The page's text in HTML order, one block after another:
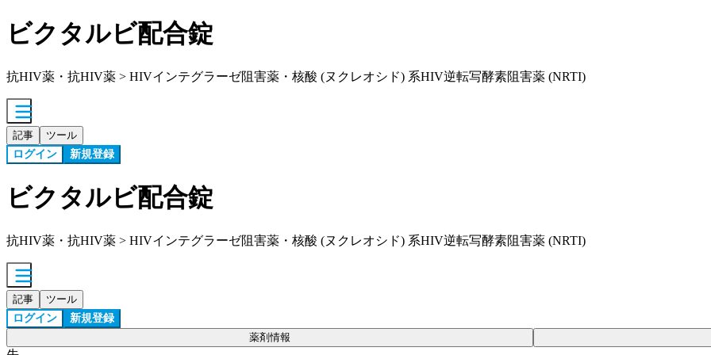
ビクタルビ配合錠
抗HIV薬・抗HIV薬 > HIVインテグラーゼ阻害薬・核酸 (ヌクレオシド) 系HIV逆転写酵素阻害薬 (NRTI)
記事 ツール
ログイン 新規登録
ビクタルビ配合錠
抗HIV薬・抗HIV薬 > HIVインテグラーゼ阻害薬・核酸 (ヌクレオシド) 系HIV逆転写酵素阻害薬 (NRTI)
記事 ツール
ログイン 新規登録
薬剤情報